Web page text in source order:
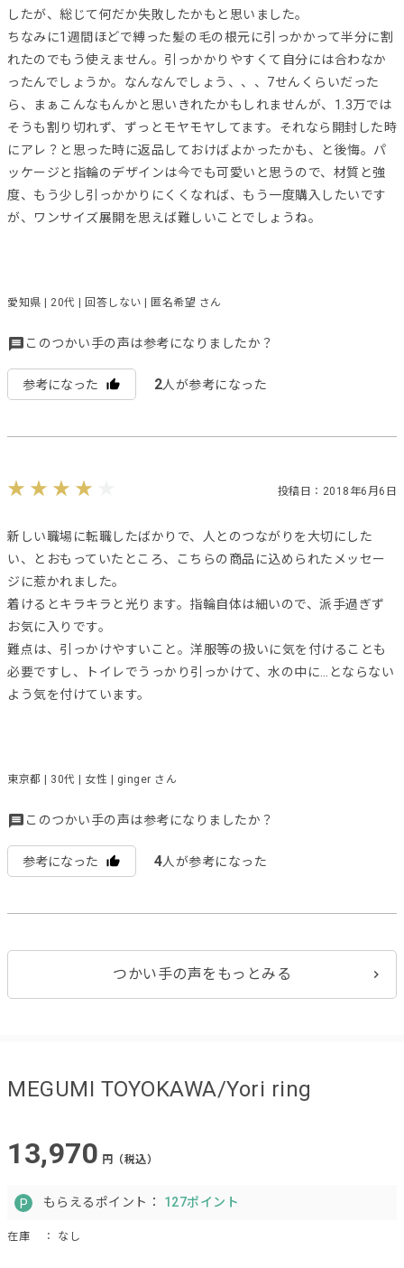
したが、総じて何だか失敗したかもと思いました。
ちなみに1週間ほどで縛った髪の毛の根元に引っかかって半分に割
れたのでもう使えません。引っかかりやすくて自分には合わなか
ったんでしょうか。なんなんでしょう、、、7せんくらいだった
ら、まぁこんなもんかと思いきれたかもしれませんが、1.3万では
そうも割り切れず、ずっとモヤモヤしてます。それなら開封した時
にアレ？と思った時に返品しておけばよかったかも、と後悔。パ
ッケージと指輪のデザインは今でも可愛いと思うので、材質と強
度、もう少し引っかかりにくくなれば、もう一度購入したいです
が、ワンサイズ展開を思えば難しいことでしょうね。
愛知県 | 20代 | 回答しない | 匿名希望 さん
このつかい手の声は参考になりましたか？
参考になった 2人が参考になった
投稿日：2018年6月6日
新しい職場に転職したばかりで、人とのつながりを大切にした
い、とおもっていたところ、こちらの商品に込められたメッセー
ジに惹かれました。
着けるとキラキラと光ります。指輪自体は細いので、派手過ぎず
お気に入りです。
難点は、引っかけやすいこと。洋服等の扱いに気を付けることも
必要ですし、トイレでうっかり引っかけて、水の中に…とならない
よう気を付けています。
東京都 | 30代 | 女性 | ginger さん
このつかい手の声は参考になりましたか？
参考になった 4人が参考になった
つかい手の声をもっとみる
MEGUMI TOYOKAWA/Yori ring
13,970 円（税込）
もらえるポイント： 127ポイント
在庫 ： なし